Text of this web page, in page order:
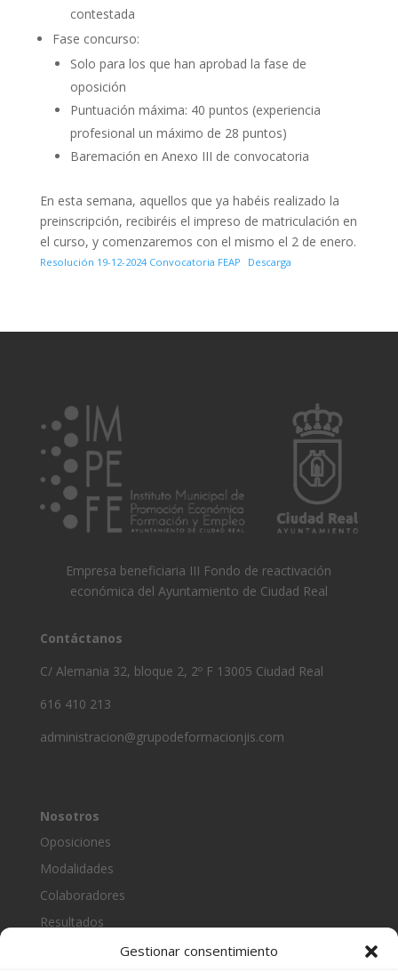
Gestionar consentimiento
contestada
Fase concurso:
Solo para los que han aprobad la fase de
oposición
Puntuación máxima: 40 puntos (experiencia
profesional un máximo de 28 puntos)
Baremación en Anexo III de convocatoria
En esta semana, aquellos que ya habéis realizado la
preinscripción, recibiréis el impreso de matriculación en
el curso, y comenzaremos con el mismo el 2 de enero.
Resolución 19-12-2024 Convocatoria FEAP Descarga
Empresa beneficiaria III Fondo de reactivación
económica del Ayuntamiento de Ciudad Real
Contáctanos
C/ Alemania 32, bloque 2, 2º F 13005 Ciudad Real
616 410 213
administracion@grupodeformacionjis.com
Nosotros
Oposiciones
Modalidades
Colaboradores
Resultados